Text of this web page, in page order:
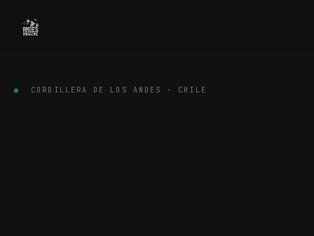
● CORDILLERA DE LOS ANDES · CHILE